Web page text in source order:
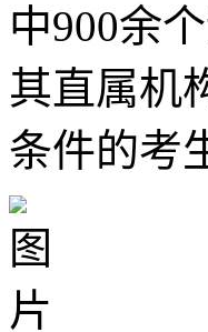
中900余
其直属机
条件的考